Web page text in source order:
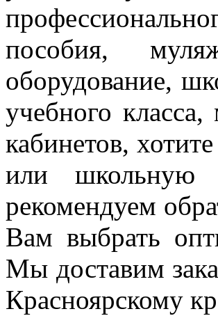
пособия,
оборудование,
учебного
кабинетов,
или школьную
рекомендуем
Вам выбрать
Мы доставим
Красноярскому